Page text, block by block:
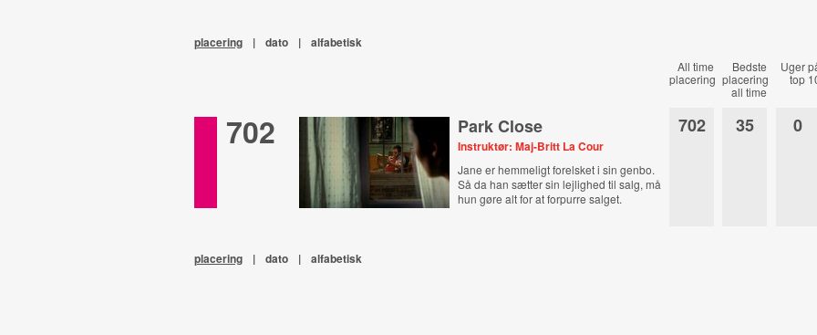
placering | dato | alfabetisk
All time
placering
Bedste
placering
all time
Uger
top
702 Park Close
Instruktør: Maj-Britt La Cour
Jane er hemmeligt forelsket i sin genbo.
Så da han sætter sin lejlighed til salg, må
hun gøre alt for at forpurre salget.
702 35 0
placering | dato | alfabetisk